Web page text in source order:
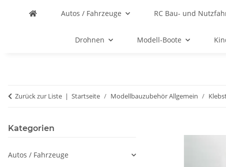
Autos / Fahrzeuge RC Bau- und
Drohnen Modell-Boote
Zurück zur Liste Startseite Modellbauzubehör Allgemein
Kategorien
Autos / Fahrzeuge